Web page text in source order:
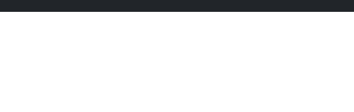
Umzug von Minden nach Brunei Darussalam